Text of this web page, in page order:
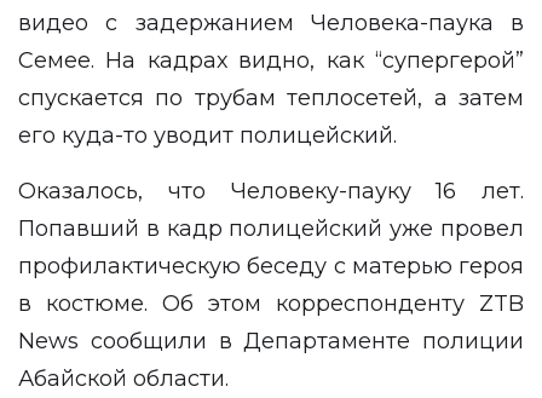
видео с задержанием Человека-паука в
Семее. На кадрах видно, как “супергерой”
спускается по трубам теплосетей, а затем
его куда-то уводит полицейский.
Оказалось, что Человеку-пауку 16 лет.
Попавший в кадр полицейский уже провел
профилактическую беседу с матерью героя
в костюме. Об этом корреспонденту ZTB
News сообщили в Департаменте полиции
Абайской области.